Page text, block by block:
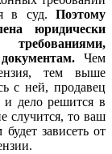
в суд. Поэтому
юридически
Чем
тем выше
с ней, продавец
и дело решится в
случится, то ваш
зависеть от